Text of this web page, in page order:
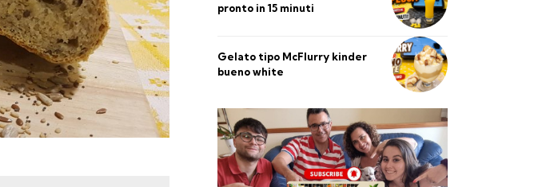
pronto in 15 minuti
Gelato tipo McFlurry kinder
bueno white